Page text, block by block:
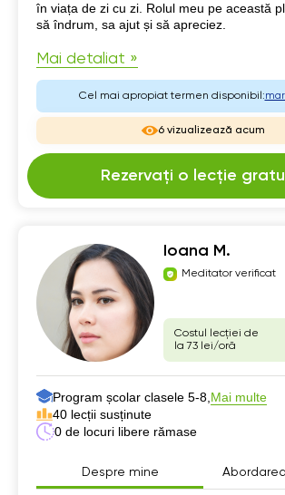
în viața de zi cu zi. Rolul meu pe această
să îndrum, sa ajut și să apreciez.
Mai detaliat »
Cel mai apropiat termen disponibil:
6 vizualizează acum
Rezervați o lecție
Ioana M.
Meditator verificat
Costul lecției de
la 73 lei/oră
Program școlar clasele 5-8, Mai multe
40 lecții susținute
0 de locuri libere rămase
Despre mine